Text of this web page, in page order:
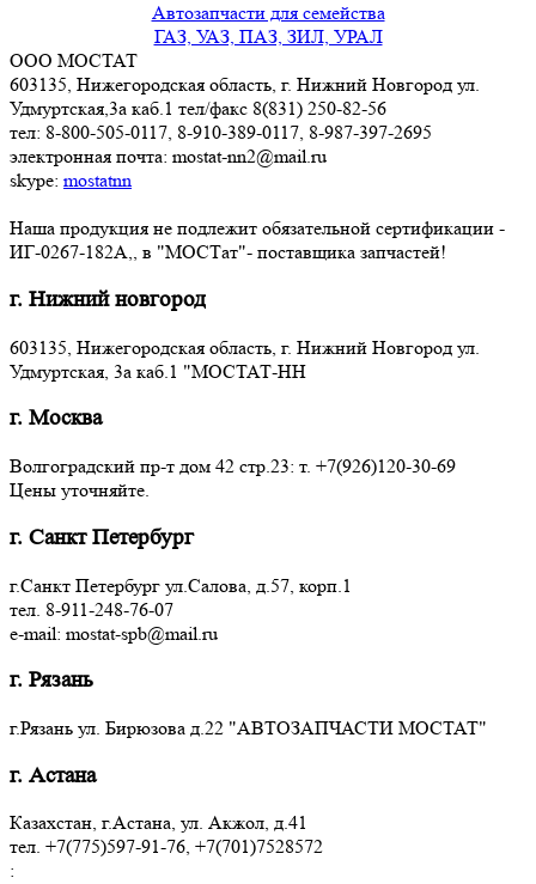
Автозапчасти для семейства
ГАЗ, УАЗ, ПАЗ, ЗИЛ, УРАЛ
ООО МОСТАТ
603135, Нижегородская область, г. Нижний Новгород ул.
Удмуртская,3a каб.1 тел/факс 8(831) 250-82-56
тел: 8-800-505-0117, 8-910-389-0117, 8-987-397-2695
электронная почта: mostat-nn2@mail.ru
skype: mostatnn
Наша продукция не подлежит обязательной сертификации -
ИГ-0267-182А,, в "МОСТат"- поставщика запчастей!
г. Нижний новгород
603135, Нижегородская область, г. Нижний Новгород ул.
Удмуртская, 3a каб.1 "МОСТАТ-НН
г. Москва
Волгоградский пр-т дом 42 стр.23: т. +7(926)120-30-69
Цены уточняйте.
г. Санкт Петербург
г.Санкт Петербург ул.Салова, д.57, корп.1
тел. 8-911-248-76-07
e-mail: mostat-spb@mail.ru
г. Рязань
г.Рязань ул. Бирюзова д.22 "АВТОЗАПЧАСТИ МОСТАТ"
г. Астана
Казахстан, г.Астана, ул. Акжол, д.41
тел. +7(775)597-91-76, +7(701)7528572
: